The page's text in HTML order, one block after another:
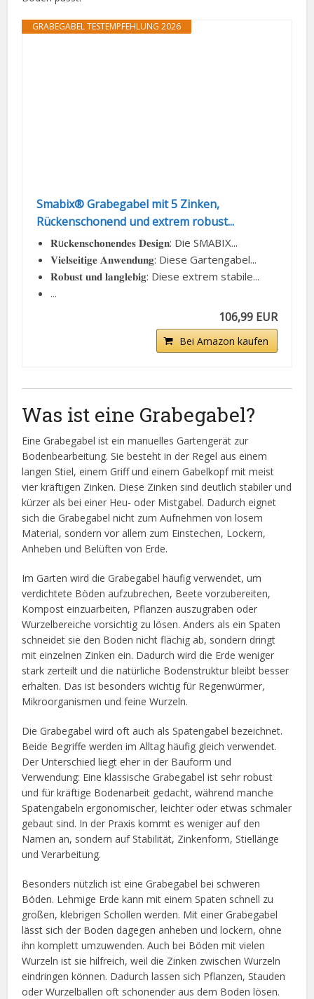
GRABEGABEL TESTEMPFEHLUNG 2026
Smabix® Grabegabel mit 5 Zinken,
Rückenschonend und extrem robust...
𝐑ü𝐜𝐤𝐞𝐧𝐬𝐜𝐡𝐨𝐧𝐞𝐧𝐝𝐞𝐬 𝐃𝐞𝐬𝐢𝐠𝐧: Die SMABIX...
𝐕𝐢𝐞𝐥𝐬𝐞𝐢𝐭𝐢𝐠𝐞 𝐀𝐧𝐰𝐞𝐧𝐝𝐮𝐧𝐠: Diese Gartengabel...
𝐑𝐨𝐛𝐮𝐬𝐭 𝐮𝐧𝐝 𝐥𝐚𝐧𝐠𝐥𝐞𝐛𝐢𝐠: Diese extrem stabile...
...
106,99 EUR
Bei Amazon kaufen
Was ist eine Grabegabel?
Eine Grabegabel ist ein manuelles Gartengerät zur
Bodenbearbeitung. Sie besteht in der Regel aus einem
langen Stiel, einem Griff und einem Gabelkopf mit meist
vier kräftigen Zinken. Diese Zinken sind deutlich stabiler und
kürzer als bei einer Heu- oder Mistgabel. Dadurch eignet
sich die Grabegabel nicht zum Aufnehmen von losem
Material, sondern vor allem zum Einstechen, Lockern,
Anheben und Belüften von Erde.
Im Garten wird die Grabegabel häufig verwendet, um
verdichtete Böden aufzubrechen, Beete vorzubereiten,
Kompost einzuarbeiten, Pflanzen auszugraben oder
Wurzelbereiche vorsichtig zu lösen. Anders als ein Spaten
schneidet sie den Boden nicht flächig ab, sondern dringt
mit einzelnen Zinken ein. Dadurch wird die Erde weniger
stark zerteilt und die natürliche Bodenstruktur bleibt besser
erhalten. Das ist besonders wichtig für Regenwürmer,
Mikroorganismen und feine Wurzeln.
Die Grabegabel wird oft auch als Spatengabel bezeichnet.
Beide Begriffe werden im Alltag häufig gleich verwendet.
Der Unterschied liegt eher in der Bauform und
Verwendung: Eine klassische Grabegabel ist sehr robust
und für kräftige Bodenarbeit gedacht, während manche
Spatengabeln ergonomischer, leichter oder etwas schmaler
gebaut sind. In der Praxis kommt es weniger auf den
Namen an, sondern auf Stabilität, Zinkenform, Stiellänge
und Verarbeitung.
Besonders nützlich ist eine Grabegabel bei schweren
Böden. Lehmige Erde kann mit einem Spaten schnell zu
großen, klebrigen Schollen werden. Mit einer Grabegabel
lässt sich der Boden dagegen anheben und lockern, ohne
ihn komplett umzuwenden. Auch bei Böden mit vielen
Wurzeln ist sie hilfreich, weil die Zinken zwischen Wurzeln
eindringen können. Dadurch lassen sich Pflanzen, Stauden
oder Wurzelballen oft schonender aus dem Boden lösen.